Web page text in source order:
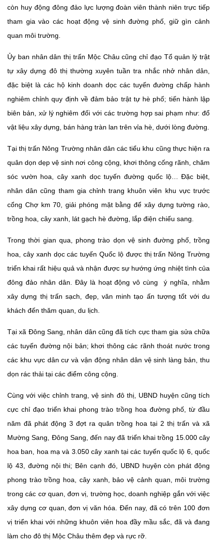
còn huy động đông đảo lực lượng đoàn viên thành niên trực tiếp
tham gia vào các hoạt động vệ sinh đường phố, giữ gìn cảnh
quan môi trường.
Ủy ban nhân dân thị trấn Mộc Châu cũng chỉ đạo Tổ quản lý trật
tự xây dựng đô thị thường xuyên tuần tra nhắc nhở nhân dân,
đặc biệt là các hộ kinh doanh dọc các tuyến đường chấp hành
nghiêm chỉnh quy định về đảm bảo trật tự hè phố; tiến hành lập
biên bản, xử lý nghiêm đối với các trường hợp sai phạm như: đổ
vật liệu xây dựng, bán hàng tràn lan trên vỉa hè, dưới lòng đường.
Tại thị trấn Nông Trường nhân dân các tiểu khu cũng thực hiện ra
quân dọn dẹp vệ sinh nơi công cộng, khơi thông cống rãnh, chăm
sóc vườn hoa, cây xanh dọc tuyến đường quốc lộ… Đặc biệt,
nhân dân cũng tham gia chỉnh trang khuôn viên khu vực trước
cổng Chợ km 70, giải phóng mặt bằng để xây dựng tường rào,
trồng hoa, cây xanh, lát gạch hè đường, lắp điện chiếu sang.
Trong thời gian qua, phong trào dọn vệ sinh đường phố, trồng
hoa, cây xanh dọc các tuyến Quốc lộ được thị trấn Nông Trường
triển khai rất hiệu quả và nhận được sự hướng ứng nhiệt tình của
đông đảo nhân dân. Đây là hoạt động vô cùng ý nghĩa, nhằm
xây dựng thị trấn sạch, đẹp, văn minh tạo ấn tượng tốt với du
khách đến thăm quan, du lịch.
Tại xã Đông Sang, nhân dân cũng đã tích cực tham gia sửa chữa
các tuyến đường nội bản; khơi thông các rãnh thoát nước trong
các khu vực dân cư và vận động nhân dân vệ sinh làng bản, thu
dọn rác thải tại các điểm công cộng.
Cùng với việc chỉnh trang, vệ sinh đô thị, UBND huyện cũng tích
cực chỉ đạo triển khai phong trào trồng hoa đường phố, từ đầu
năm đã phát động 3 đợt ra quân trồng hoa tại 2 thị trấn và xã
Mường Sang, Đông Sang, đến nay đã triển khai trồng 15.000 cây
hoa ban, hoa mạ và 3.050 cây xanh tại các tuyến quốc lộ 6, quốc
lộ 43, đường nội thi; Bên cạnh đó, UBND huyện còn phát động
phong trào trồng hoa, cây xanh, bảo vệ cảnh quan, môi trường
trong các cơ quan, đơn vị, trường học, doanh nghiệp gắn với việc
xây dựng cơ quan, đơn vị văn hóa. Đến nay, đã có trên 100 đơn
vị triển khai với những khuôn viên hoa đầy mầu sắc, đã và đang
làm cho đô thị Mộc Châu thêm đẹp và rực rỡ.